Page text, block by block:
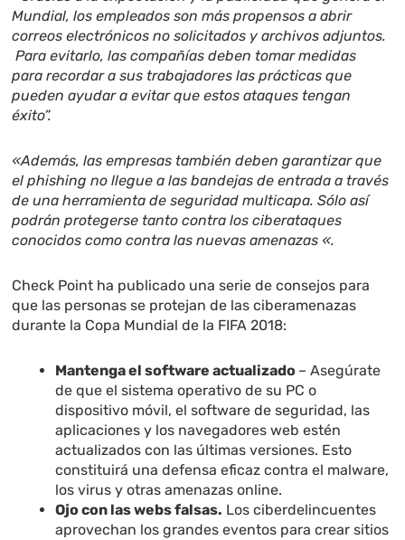
Mundial, los empleados son más propensos a abrir
correos electrónicos no solicitados y archivos adjuntos.
Para evitarlo, las compañías deben tomar medidas
para recordar a sus trabajadores las prácticas que
pueden ayudar a evitar que estos ataques tengan
éxito”.
«Además, las empresas también deben garantizar que
el phishing no llegue a las bandejas de entrada a través
de una herramienta de seguridad multicapa. Sólo así
podrán protegerse tanto contra los ciberataques
conocidos como contra las nuevas amenazas «.
Check Point ha publicado una serie de consejos para
que las personas se protejan de las ciberamenazas
durante la Copa Mundial de la FIFA 2018:
Mantenga el software actualizado – Asegúrate
de que el sistema operativo de su PC o
dispositivo móvil, el software de seguridad, las
aplicaciones y los navegadores web estén
actualizados con las últimas versiones. Esto
constituirá una defensa eficaz contra el malware,
los virus y otras amenazas online.
Ojo con las webs falsas. Los ciberdelincuentes
aprovechan los grandes eventos para crear sitios